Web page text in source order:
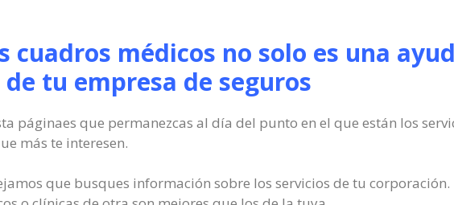
cuadros médicos no solo es una
tu empresa de seguros
páginaes que permanezcas al día del punto en el que están los
más te interesen.
que busques información sobre los servicios de tu